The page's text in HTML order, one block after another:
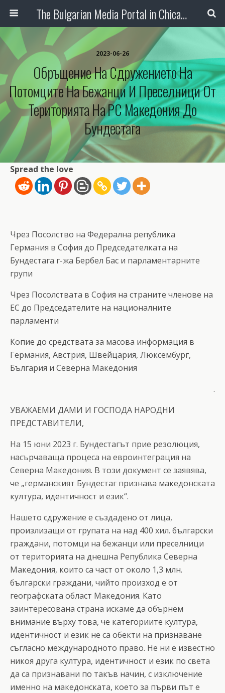
The Bulgarian Media Portal in Chicago
2023-06-26
Обръщение На Сдружението На
Потомците На Бежанци И Преселници От
Територията На РС Македония До
Бундестага
Spread the love
Чрез Посолство на Федерална република
Германия в София до Председателката на
Бундестага г-жа Бербел Бас и парламентарните
групи
Чрез Посолствата в София на страните членове на
ЕС до Председателите на националните
парламенти
Копие до средствата за масова информация в
Германия, Австрия, Швейцария, Люксембург,
България и Северна Македония
.
УВАЖАЕМИ ДАМИ И ГОСПОДА НАРОДНИ
ПРЕДСТАВИТЕЛИ,
На 15 юни 2023 г. Бундестагът прие резолюция,
насърчаваща процеса на евроинтеграция на
Северна Македония. В този документ се заявява,
че „германският Бундестаг признава македонската
култура, идентичност и език“.
Нашето сдружение е създадено от лица,
произлизащи от групата на над 400 хил. български
граждани, потомци на бежанци или преселници
от територията на днешна Република Северна
Македония, които са част от около 1,3 млн.
български граждани, чийто произход е от
географската област Македония. Като
заинтересована страна искаме да обърнем
внимание върху това, че категориите култура,
идентичност и език не са обекти на признаване
съгласно международното право. Не ни е известно
никоя друга култура, идентичност и език по света
да са признавани по такъв начин, с изключение
именно на македонската, което за първи път е